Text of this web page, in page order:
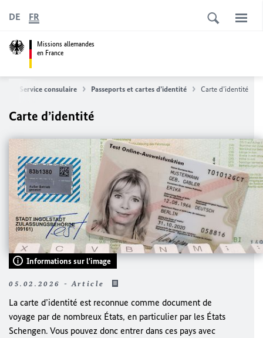
Missions allemandes
en France
DE FR
Service consulaire Passeports et cartes d’identité Carte d’identité
Carte d’identité
Informations sur l'image
05.02.2026 - Article
La carte d’identité est reconnue comme document de
voyage par de nombreux États, en particulier par les États
Schengen. Vous pouvez donc entrer dans ces pays avec